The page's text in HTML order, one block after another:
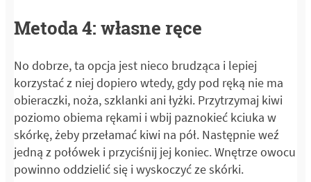
Metoda 4: własne ręce
No dobrze, ta opcja jest nieco brudząca i lepiej
korzystać z niej dopiero wtedy, gdy pod ręką nie ma
obieraczki, noża, szklanki ani łyżki. Przytrzymaj kiwi
poziomo obiema rękami i wbij paznokieć kciuka w
skórkę, żeby przełamać kiwi na pół. Następnie weź
jedną z połówek i przyciśnij jej koniec. Wnętrze owocu
powinno oddzielić się i wyskoczyć ze skórki.